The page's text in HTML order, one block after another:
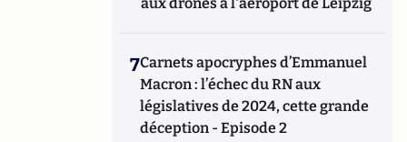
7Carnets apocryphes d’Emmanuel
Macron : l’échec du RN aux
législatives de 2024, cette grande
déception - Episode 2